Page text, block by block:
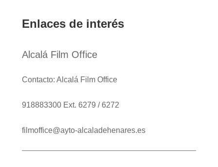
Enlaces de interés
Alcalá Film Office
Contacto: Alcalá Film Office
918883300 Ext. 6279 / 6272
filmoffice@ayto-alcaladehenares.es